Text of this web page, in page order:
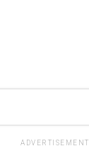
ADVERTISEMENT